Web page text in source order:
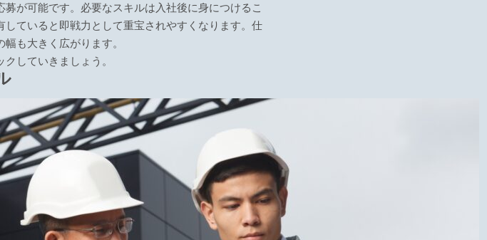
が可能です。必要なスキルは入社後に身につけるこ
ていると即戦力として重宝されやすくなります。仕
も大きく広がります。
していきましょう。